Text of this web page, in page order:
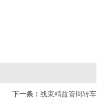
下一条：线束精益管周转车